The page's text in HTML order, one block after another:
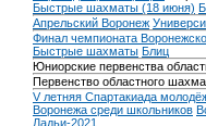
Быстрые шахматы (18 июня)
Апрельский Воронеж
Финал чемпионата
Быстрые шахматы Блиц
Юниорские первенства
Первенство областного
V летняя Спартакиада
Воронежа среди школьников
Ладьи-2021